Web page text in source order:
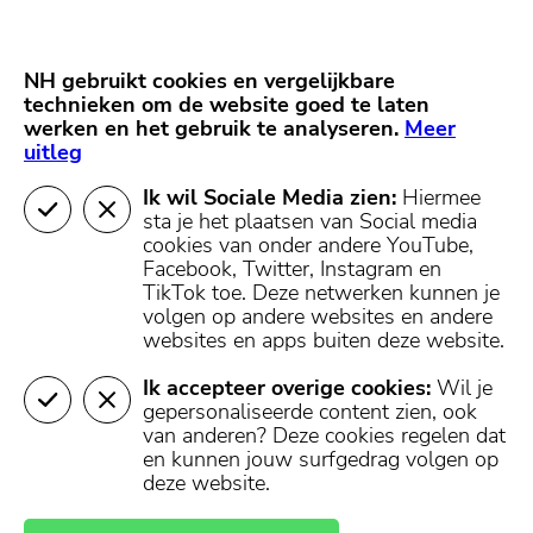
Mijn regio
404 - Pagina niet
gevonden
De pagina die je hebt opgevraagd is helaas niet
teruggevonden in onze database.
U kunt terugkeren naar de homepagina, of een pagina
openen in het menu boven- of onderaan deze pagina.
Naar de
NH gebruikt cookies en vergelijkbare
technieken om de website goed te laten
werken en het gebruik te analyseren. Meer
uitleg
Ik wil Sociale Media zien: Hiermee
sta je het plaatsen van Social media
cookies van onder andere YouTube,
Facebook, Twitter, Instagram en
TikTok toe. Deze netwerken kunnen je
volgen op andere websites en andere
websites en apps buiten deze website.
Ik accepteer overige cookies: Wil je
gepersonaliseerde content zien, ook
van anderen? Deze cookies regelen dat
en kunnen jouw surfgedrag volgen op
deze website.